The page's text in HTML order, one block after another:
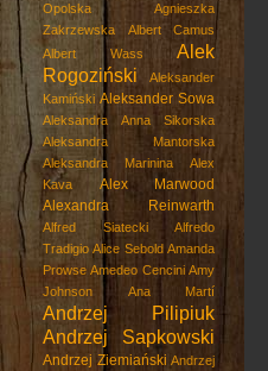
Opolska
Agnieszka
Zakrzewska
Albert Camus
Albert Wass
Alek
Rogoziński
Aleksander
Kamiński Aleksander Sowa
Aleksandra Anna Sikorska
Aleksandra Mantorska
Aleksandra Marinina
Alex
Kava
Alex Marwood
Alexandra Reinwarth
Alfred Siatecki
Alfredo
Tradigio Alice Sebold Amanda
Prowse Amedeo Cencini Amy
Johnson
Ana Martí
Andrzej Pilipiuk
Andrzej Sapkowski
Andrzej Ziemiański Andrzej